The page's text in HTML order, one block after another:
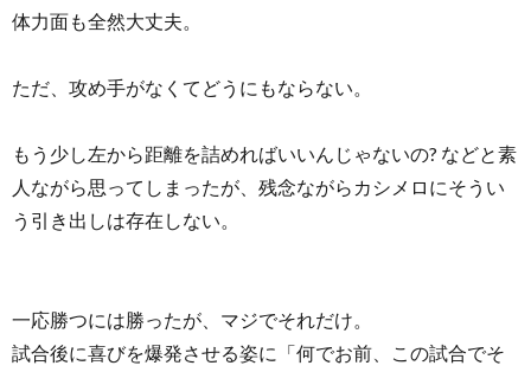
体力面も全然大丈夫。
ただ、攻め手がなくてどうにもならない。
もう少し左から距離を詰めればいいんじゃないの? などと素
人ながら思ってしまったが、残念ながらカシメロにそうい
う引き出しは存在しない。
一応勝つには勝ったが、マジでそれだけ。
試合後に喜びを爆発させる姿に「何でお前、この試合でそ